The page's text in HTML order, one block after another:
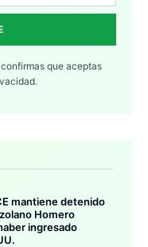
que aceptas
mantiene detenido
Homero
ingresado